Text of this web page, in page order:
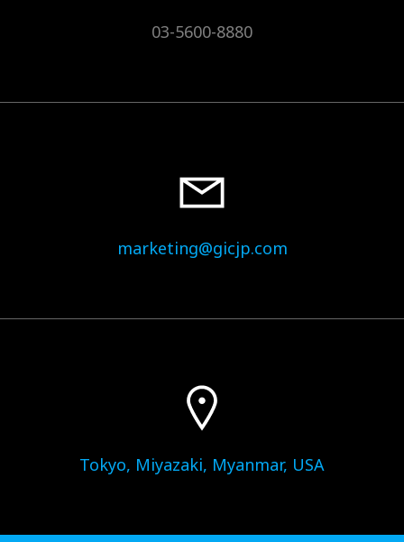
03-5600-8880
marketing@gicjp.com
Tokyo, Miyazaki, Myanmar, USA